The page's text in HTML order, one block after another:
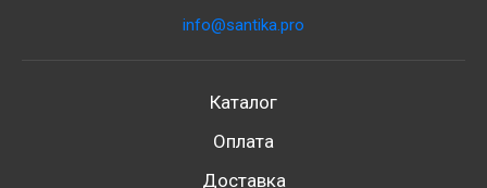
info@santika.pro
Каталог
Оплата
Доставка